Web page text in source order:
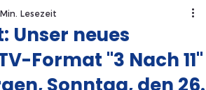
Unser neues
Format "3 Nach 11"
Lesezeit